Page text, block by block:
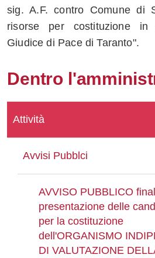
su
su
sig. A.F. contro Comune di
risorse per costituzione in
Giudice di Pace di Taranto".
Dentro
Attività
Avvisi Pubblci
AVVISO PUBBLICO
presentazione delle
per la costituzione
dell'ORGANISMO
DI VALUTAZIONE